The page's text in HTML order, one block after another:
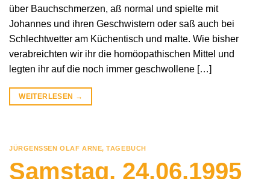
über Bauchschmerzen, aß normal und spielte mit
Johannes und ihren Geschwistern oder saß auch bei
Schlechtwetter am Küchentisch und malte. Wie bisher
verabreichten wir ihr die homöopathischen Mittel und
legten ihr auf die noch immer geschwollene […]
WEITERLESEN →
JÜRGENSSEN OLAF ARNE,TAGEBUCH
Samstag, 24.06.1995